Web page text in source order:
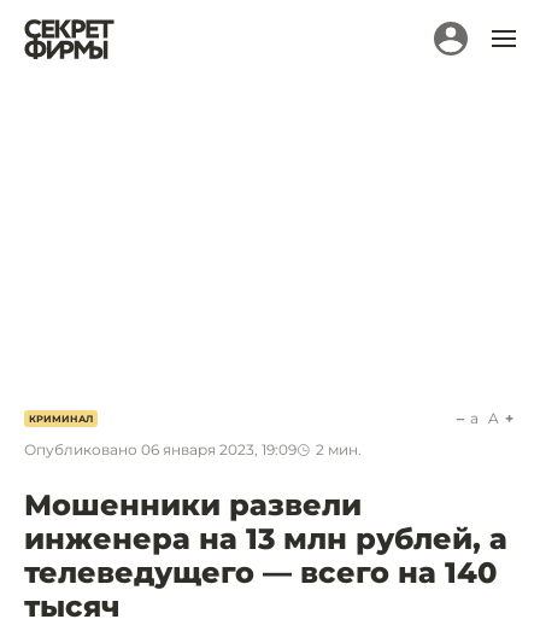
КРИМИНАЛ
Опубликовано 06 января 2023, 19:09 2 мин.
a A
Мошенники развели
инженера на 13 млн рублей, а
телеведущего — всего на 140
тысяч